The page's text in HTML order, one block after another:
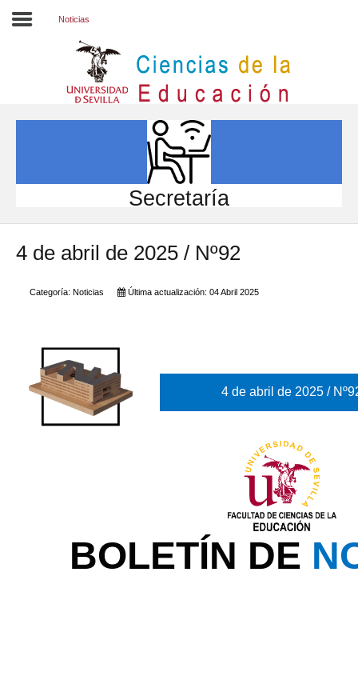
INVESTIGACIÓN
INTERNACIONAL
Directorio FCCE
Noticias
Secretaría
4 de abril de 2025 / Nº92
Categoría: Noticias Última actualización: 04 Abril 2025
4 de abril de 2025 /
BOLETÍN DE